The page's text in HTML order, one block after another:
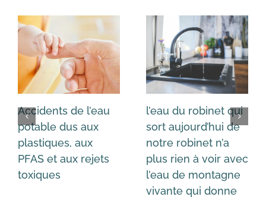
Accidents de l’eau
potable dus aux
plastiques, aux
PFAS et aux rejets
toxiques
l’eau du robinet qui
sort aujourd’hui de
notre robinet n’a
plus rien à voir avec
l’eau de montagne
vivante qui donne